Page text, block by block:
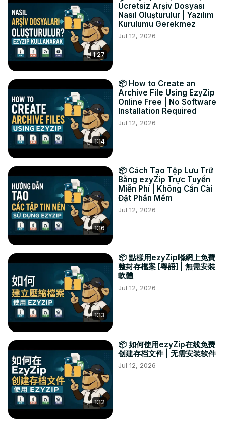
estiver satisfeito com isso, clique em "Salvar" para salvar
os arquivos convertidos em seu computador.
#converter #avif #pdf
TWITTER: https://twitter.com/ezyzip
FACEBOOK: https://www.facebook.com/ezyzip/
https://www.linkedin.com/showcase/ezyzip/
1:27
Ücretsiz Arşiv Dosyası
Nasıl Oluşturulur | Yazılım
Kurulumu Gerekmez
Jul 12, 2026
1:14
📦 How to Create an
Archive File Using EzyZip
Online Free | No Software
Installation Required
Jul 12, 2026
1:16
📦 Cách Tạo Tệp Lưu Trữ
Bằng ezyZip Trực Tuyến
Miễn Phí | Không Cần Cài
Đặt Phần Mềm
Jul 12, 2026
1:13
📦 點樣用ezyZip喺網上免費
整封存檔案 [粵語] | 無需安裝
軟體
Jul 12, 2026
1:12
📦 如何使用ezyZip在线免费
创建存档文件 | 无需安装软件
Jul 12, 2026